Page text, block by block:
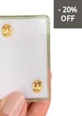
- 20%
OFF